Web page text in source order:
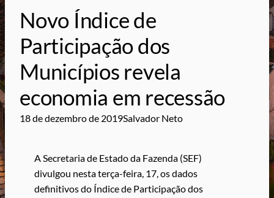
Novo Índice de
Participação dos
Municípios revela
economia em recessão
18 de dezembro de 2019Salvador Neto
A Secretaria de Estado da Fazenda (SEF)
divulgou nesta terça-feira, 17, os dados
definitivos do Índice de Participação dos